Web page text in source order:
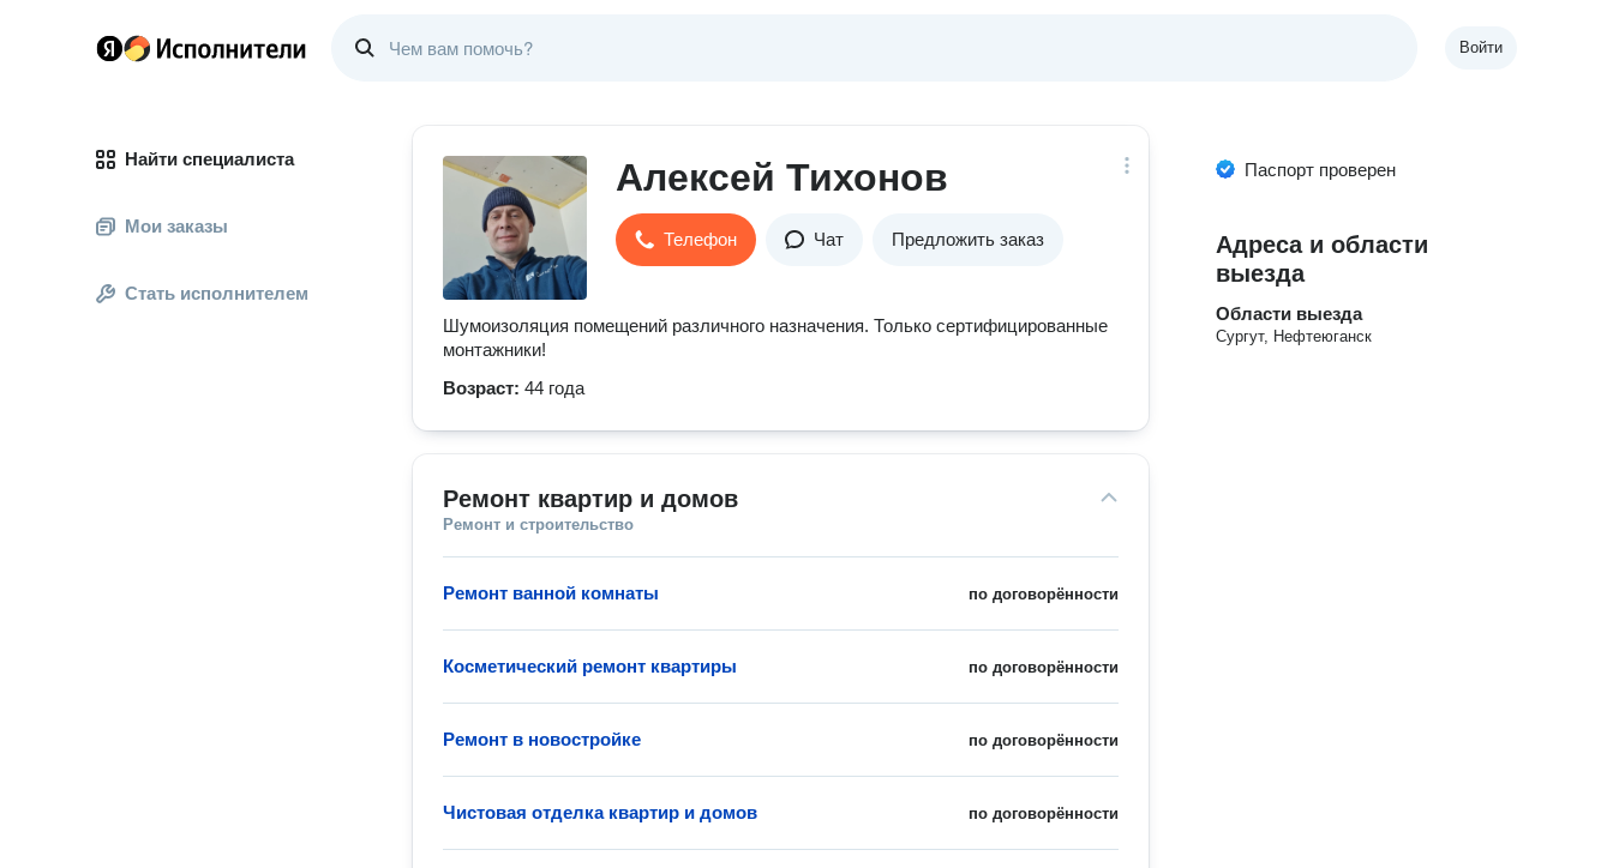
Войти
Найти специалиста
Мои заказы
Стать исполнителем
Алексей Тихонов
Телефон Чат Предложить заказ
Шумоизоляция помещений различного назначения. Только сертифицированные
монтажники!
Возраст: 44 года
Ремонт квартир и домов
Ремонт и строительство
по договорённости
Ремонт ванной комнаты
по договорённости
Косметический ремонт квартиры
по договорённости
Ремонт в новостройке
по договорённости
Чистовая отделка квартир и домов
Паспорт проверен
Адреса и области
выезда
Области выезда
Сургут, Нефтеюганск